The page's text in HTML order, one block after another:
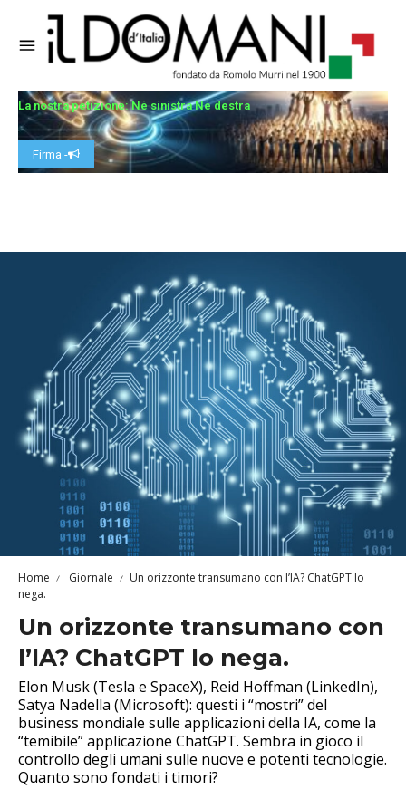
La nostra petizione: Né sinistra Né destra
Firma -
Home Giornale
Un orizzonte transumano con l’IA? ChatGPT lo
nega.
Un orizzonte transumano con
l’IA? ChatGPT lo nega.
Elon Musk (Tesla e SpaceX), Reid Hoffman (LinkedIn),
Satya Nadella (Microsoft): questi i “mostri” del
business mondiale sulle applicazioni della IA, come la
“temibile” applicazione ChatGPT. Sembra in gioco il
controllo degli umani sulle nuove e potenti tecnologie.
Quanto sono fondati i timori?